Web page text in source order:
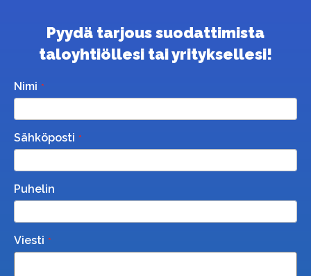
Pyydä tarjous suodattimista
taloyhtiöllesi tai yrityksellesi!
Nimi
Sähköposti
Puhelin
Viesti